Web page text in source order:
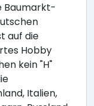
Baumarkt-
auf die
Hobby
kein "H"
Italien,